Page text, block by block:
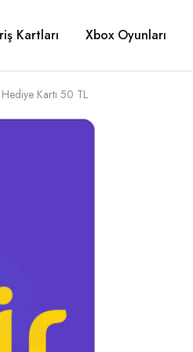
Kartları Xbox Oyunları
Kartı 50 TL